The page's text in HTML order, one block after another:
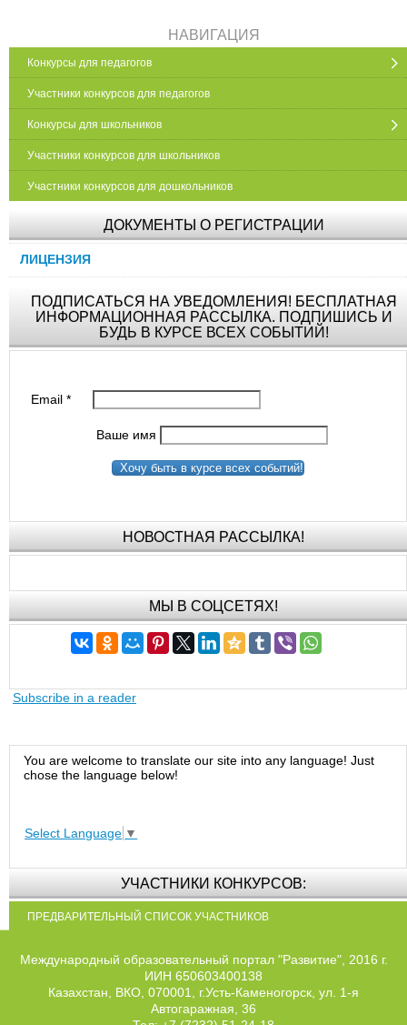
НАВИГАЦИЯ
Конкурсы для педагогов
Участники конкурсов для педагогов
Конкурсы для школьников
Участники конкурсов для школьников
Участники конкурсов для дошкольников
ДОКУМЕНТЫ О РЕГИСТРАЦИИ
ЛИЦЕНЗИЯ
ПОДПИСАТЬСЯ НА УВЕДОМЛЕНИЯ! БЕСПЛАТНАЯ
ИНФОРМАЦИОННАЯ РАССЫЛКА. ПОДПИШИСЬ И
БУДЬ В КУРСЕ ВСЕХ СОБЫТИЙ!
Email*
Ваше имя
Хочу быть в курсе всех событий!
НОВОСТНАЯ РАССЫЛКА!
МЫ В СОЦСЕТЯХ!
Subscribe in a reader
You are welcome to translate our site into any language! Just
chose the language below!
Select Language ▼
УЧАСТНИКИ КОНКУРСОВ:
ПРЕДВАРИТЕЛЬНЫЙ СПИСОК УЧАСТНИКОВ
Международный образовательный портал "Развитие", 2016 г.
ИИН 650603400138
Казахстан, ВКО, 070001, г.Усть-Каменогорск, ул. 1-я
Автогаражная, 36